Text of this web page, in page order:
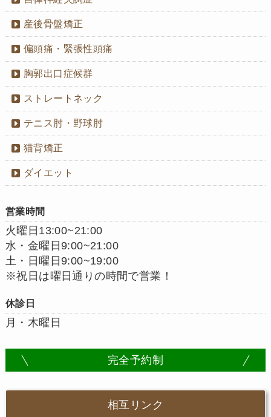
産後骨盤矯正
偏頭痛・緊張性頭痛
胸郭出口症候群
ストレートネック
テニス肘・野球肘
猫背矯正
ダイエット
営業時間
火曜日13:00~21:00
水・金曜日9:00~21:00
土・日曜日9:00~19:00
※祝日は曜日通りの時間で営業！
休診日
月・木曜日
完全予約制
相互リンク